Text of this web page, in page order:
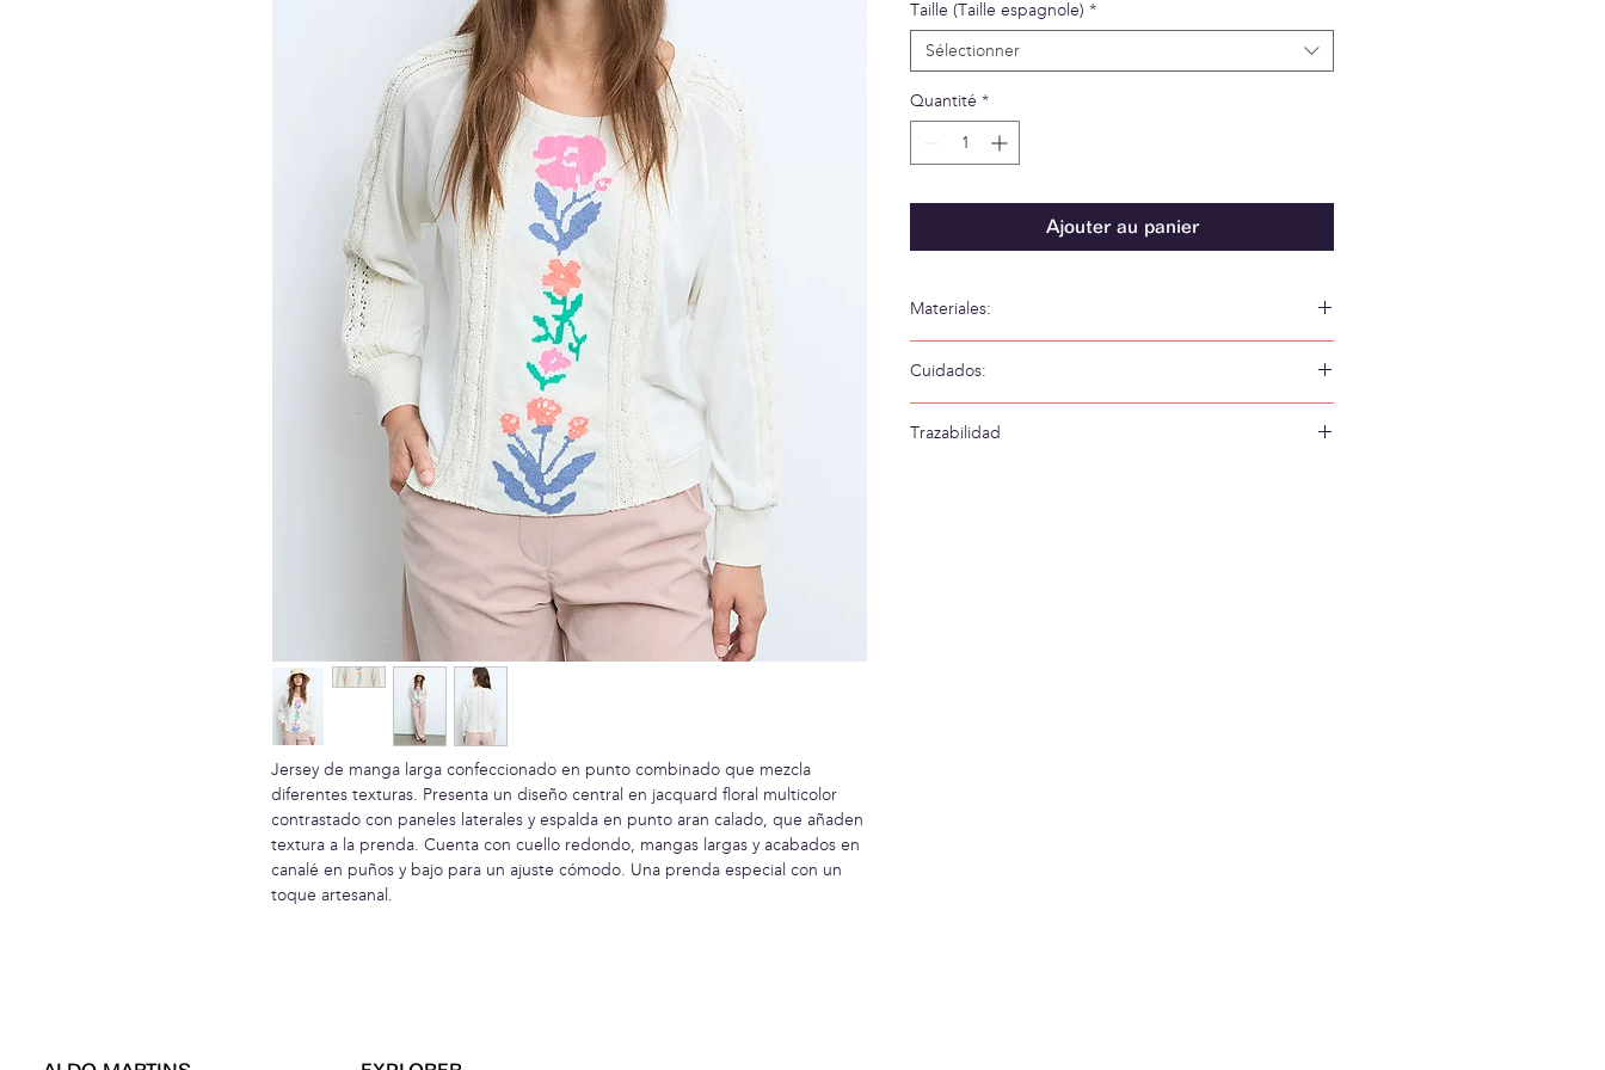
Jersey de manga larga confeccionado en punto combinado que mezcla
diferentes texturas. Presenta un diseño central en jacquard floral multicolor
contrastado con paneles laterales y espalda en punto aran calado, que añaden
textura a la prenda. Cuenta con cuello redondo, mangas largas y acabados en
canalé en puños y bajo para un ajuste cómodo. Una prenda especial con un
toque artesanal.
Taille (Taille espagnole) *
Sélectionner
Quantité *
Ajouter au panier
Materiales:
Cuidados:
Trazabilidad